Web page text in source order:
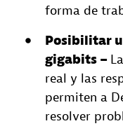
forma de
Posibilitar
gigabits –
real y las
permiten a
resolver